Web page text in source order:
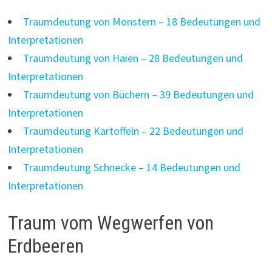
Traumdeutung von Monstern – 18 Bedeutungen und
Interpretationen
Traumdeutung von Haien – 28 Bedeutungen und
Interpretationen
Traumdeutung von Büchern – 39 Bedeutungen und
Interpretationen
Traumdeutung Kartoffeln – 22 Bedeutungen und
Interpretationen
Traumdeutung Schnecke – 14 Bedeutungen und
Interpretationen
Traum vom Wegwerfen von
Erdbeeren